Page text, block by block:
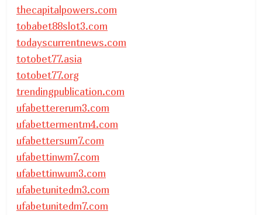
thecapitalpowers.com
tobabet88slot3.com
todayscurrentnews.com
totobet77.asia
totobet77.org
trendingpublication.com
ufabettererum3.com
ufabettermentm4.com
ufabettersum7.com
ufabettinwm7.com
ufabettinwum3.com
ufabetunitedm3.com
ufabetunitedm7.com